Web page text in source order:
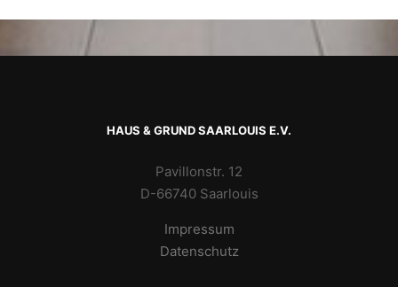
HAUS & GRUND SAARLOUIS E.V.
Pavillonstr. 12
D-66740 Saarlouis
Impressum
Datenschutz